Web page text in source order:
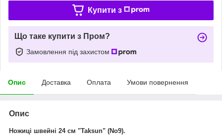
Купити з
Що таке купити з Пром?
Замовлення під захистом
Опис Доставка Оплата Умови повернення
Опис
Ножиці швейні 24 см "Taksun" (No9).